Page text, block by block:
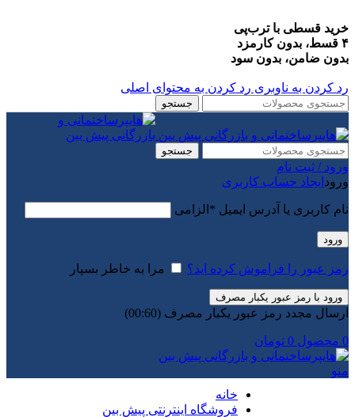
خرید قسطی با ترب‌پی
۴ قسط، بدون کارمزد
بدون ضامن، بدون سود
رد کردن به ناوبری رد کردن به محتوای اصلی
جستجو
جستجو
ورود / ثبت نام
ورود ایجاد حساب کاربری
نام کاربری یا آدرس ایمیل * الزامی
ورود
رمز عبور را فراموش کرده اید؟ مرا به خاطر بسپار
ورود با رمز عبور یکبار مصرف
ارسال مجدد رمز عبور یکبار مصرف (00:
60
)
0 محصول 0 تومان
منو
خانه
فروشگاه اینترنتی پیش بین